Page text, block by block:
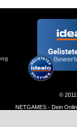
©
NETGAMES - Dein